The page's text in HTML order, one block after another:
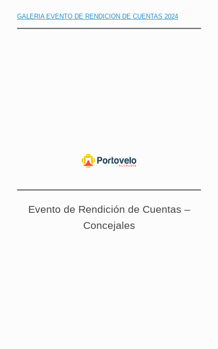
GALERIA EVENTO DE RENDICION DE CUENTAS 2024
Evento de Rendición de Cuentas –
Concejales